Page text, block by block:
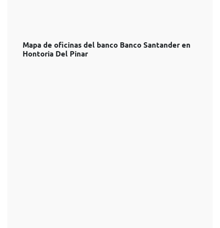
Mapa de oficinas del banco Banco Santander en
Hontoria Del Pinar